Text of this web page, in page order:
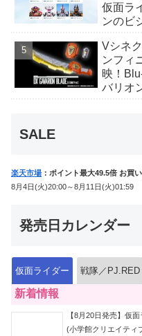
仮面ラ
ンのビ
Vシネ
ンフィ
映！
バリオ
SALE
楽天市場 ：ポイント最大49.5倍 お買
8月4日(火)20:00～8月11日(火)01:59
発売日カレンダー
仮面ライダー 戦隊／PJ.RED
新着情報
【8月20日発売】仮
(小学館クリエイティ